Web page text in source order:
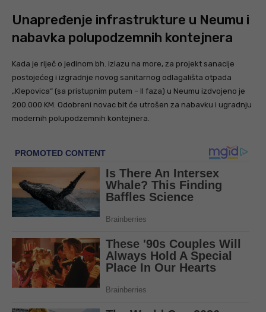
Unapređenje infrastrukture u Neumu i
nabavka polupodzemnih kontejnera
Kada je riječ o jedinom bh. izlazu na more, za projekt sanacije
postojećeg i izgradnje novog sanitarnog odlagališta otpada
„Klepovica“ (sa pristupnim putem – II faza) u Neumu izdvojeno je
200.000 KM. Odobreni novac bit će utrošen za nabavku i ugradnju
modernih polupodzemnih kontejnera.